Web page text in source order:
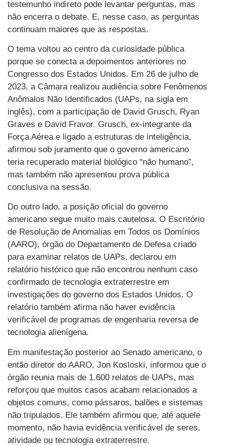
testemunho indireto pode levantar perguntas, mas
não encerra o debate. E, nesse caso, as perguntas
continuam maiores que as respostas.
O tema voltou ao centro da curiosidade pública
porque se conecta a depoimentos anteriores no
Congresso dos Estados Unidos. Em 26 de julho de
2023, a Câmara realizou audiência sobre Fenômenos
Anômalos Não Identificados (UAPs, na sigla em
inglês), com a participação de David Grusch, Ryan
Graves e David Fravor. Grusch, ex-integrante da
Força Aérea e ligado a estruturas de inteligência,
afirmou sob juramento que o governo americano
teria recuperado material biológico “não humano”,
mas também não apresentou prova pública
conclusiva na sessão.
Do outro lado, a posição oficial do governo
americano segue muito mais cautelosa. O Escritório
de Resolução de Anomalias em Todos os Domínios
(AARO), órgão do Departamento de Defesa criado
para examinar relatos de UAPs, declarou em
relatório histórico que não encontrou nenhum caso
confirmado de tecnologia extraterrestre em
investigações do governo dos Estados Unidos. O
relatório também afirma não haver evidência
verificável de programas de engenharia reversa de
tecnologia alienígena.
Em manifestação posterior ao Senado americano, o
então diretor do AARO, Jon Kosloski, informou que o
órgão reunia mais de 1.600 relatos de UAPs, mas
reforçou que muitos casos acabam relacionados a
objetos comuns, como pássaros, balões e sistemas
não tripulados. Ele também afirmou que, até aquele
momento, não havia evidência verificável de seres,
atividade ou tecnologia extraterrestre.